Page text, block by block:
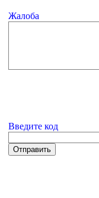
Жалоба
Введите код